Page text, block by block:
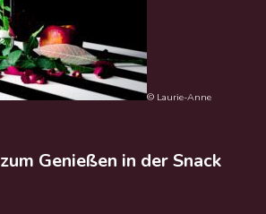
© Laurie-Anne
Genießen in der Snack